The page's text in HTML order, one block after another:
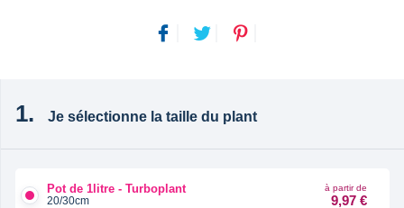
Je sélectionne la taille du plant
Pot de 1litre - Turboplant
20/30cm
à partir de
9,97 €